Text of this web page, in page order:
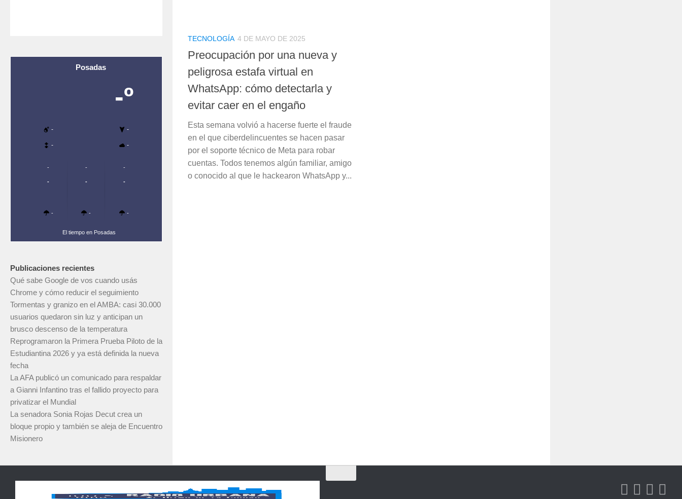
TECNOLOGÍA 4 DE MAYO DE 2025
Preocupación por una nueva y
peligrosa estafa virtual en
WhatsApp: cómo detectarla y
evitar caer en el engaño
Esta semana volvió a hacerse fuerte el fraude
en el que ciberdelincuentes se hacen pasar
por el soporte técnico de Meta para robar
cuentas. Todos tenemos algún familiar, amigo
o conocido al que le hackearon WhatsApp y...
Posadas
-º
- -
- -
-
-
-
-
-
-
-
-
-
El tiempo en Posadas
Publicaciones recientes
Qué sabe Google de vos cuando usás
Chrome y cómo reducir el seguimiento
Tormentas y granizo en el AMBA: casi 30.000
usuarios quedaron sin luz y anticipan un
brusco descenso de la temperatura
Reprogramaron la Primera Prueba Piloto de la
Estudiantina 2026 y ya está definida la nueva
fecha
La AFA publicó un comunicado para respaldar
a Gianni Infantino tras el fallido proyecto para
privatizar el Mundial
La senadora Sonia Rojas Decut crea un
bloque propio y también se aleja de Encuentro
Misionero